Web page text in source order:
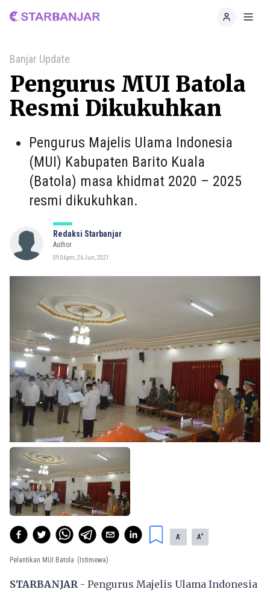
Home
Banjar Update
Pengurus MUI Batola
Resmi Dikukuhkan
Pengurus Majelis Ulama Indonesia
(MUI) Kabupaten Barito Kuala
(Batola) masa khidmat 2020 – 2025
resmi dikukuhkan.
Redaksi Starbanjar
Author
09:06pm, 26 Jun, 2021
A- A+
Pelantikan MUI Batola (Istimewa)
STARBANJAR - Pengurus Majelis Ulama Indonesia